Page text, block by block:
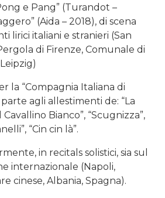
e Pang” (Turandot –
(Aida – 2018), di scena
lirici italiani e stranieri (San
di Firenze, Comunale di
la “Compagnia Italiana di
agli allestimenti de: “La
Cavallino Bianco”, “Scugnizza”,
“Cin cin là”.
in recitals solistici, sia sul
internazionale (Napoli,
cinese, Albania, Spagna).